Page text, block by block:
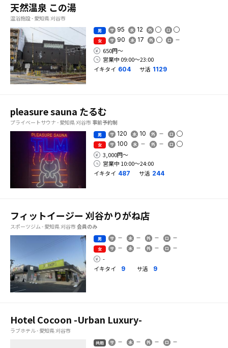
天然温泉 この湯
温浴施設 - 愛知県 刈谷市
男 95 12
女 90 17
650円〜
営業中 09:00〜23:00
イキタイ 604 サ活 1129
pleasure sauna たるむ
プライベートサウナ - 愛知県 刈谷市 事前予約制
男 120 10
女 100
3,000円〜
営業中 10:00〜24:00
イキタイ 487 サ活 244
フィットイージー 刈谷かりがね店
スポーツジム - 愛知県 刈谷市 会員のみ
男
女
-
イキタイ
9 サ活 9
Hotel Cocoon -Urban Luxury-
ラブホテル - 愛知県 刈谷市
共用